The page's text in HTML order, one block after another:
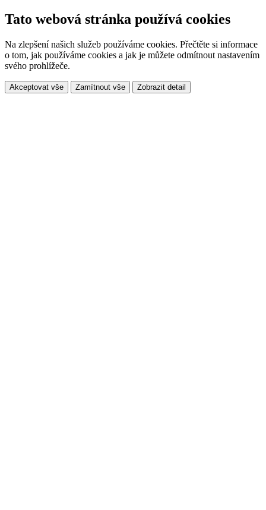
Tato webová stránka používá cookies
Na zlepšení našich služeb používáme cookies. Přečtěte si informace
o tom, jak používáme cookies a jak je můžete odmítnout nastavením
svého prohlížeče.
Akceptovat vše Zamítnout vše Zobrazit detail